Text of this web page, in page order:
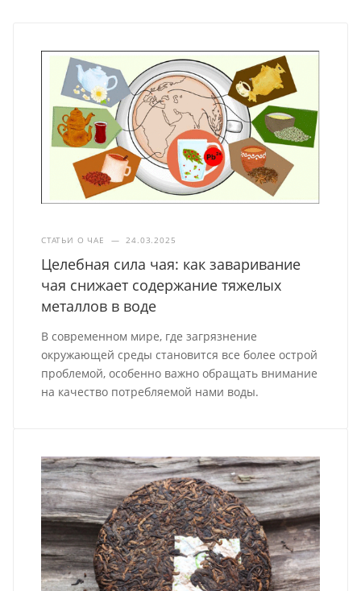
СТАТЬИ О ЧАЕ — 24.03.2025
Целебная сила чая: как заваривание
чая снижает содержание тяжелых
металлов в воде
В современном мире, где загрязнение
окружающей среды становится все более острой
проблемой, особенно важно обращать внимание
на качество потребляемой нами воды.